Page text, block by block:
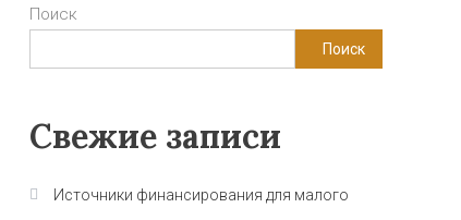
Поиск
Поиск
Свежие записи
Источники финансирования для малого